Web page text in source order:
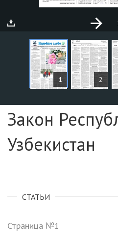
1 2
СТАТЬИ
Страница №1
Закон
Узбекистан
СТАТЬИ
Страница №1